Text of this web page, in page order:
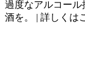
過度なアルコー
酒を。 | 詳しくは